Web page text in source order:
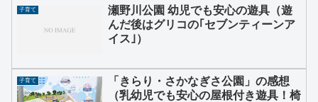
子育て
瀬野川公園 幼児でも安心の遊具（遊
んだ後はグリコの｢セブンティーンア
イス｣）
子育て
「きらり・さかなぎさ公園」の感想
（乳幼児でも安心の屋根付き遊具！椅